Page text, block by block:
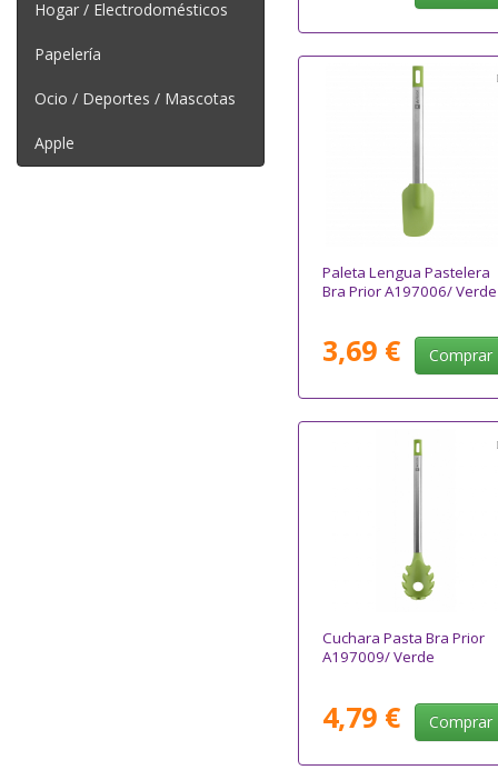
Hogar / Electrodomésticos
Papelería
Ocio / Deportes / Mascotas
Apple
Paleta Lengua Pastelera
Bra Prior A197006/ Verde
3,69 € Comprar
Cuchara Pasta Bra Prior
A197009/ Verde
4,79 € Comprar